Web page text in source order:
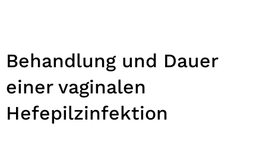
Behandlung und Dauer
einer vaginalen
Hefepilzinfektion